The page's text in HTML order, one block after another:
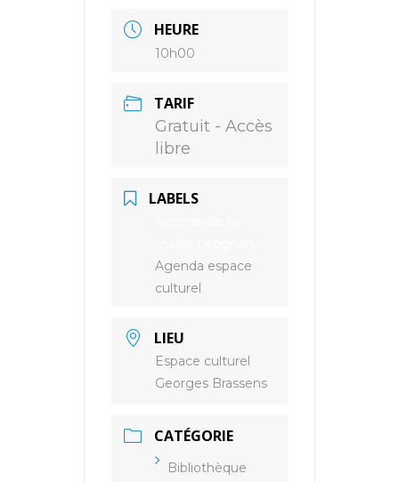
HEURE
10h00
TARIF
Gratuit - Accès
libre
LABELS
Agenda espace
culturel
LIEU
Espace culturel
Georges Brassens
CATÉGORIE
Bibliothèque